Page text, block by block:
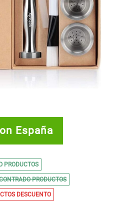
España
PRODUCTOS
PRODUCTOS
DESCUENTO